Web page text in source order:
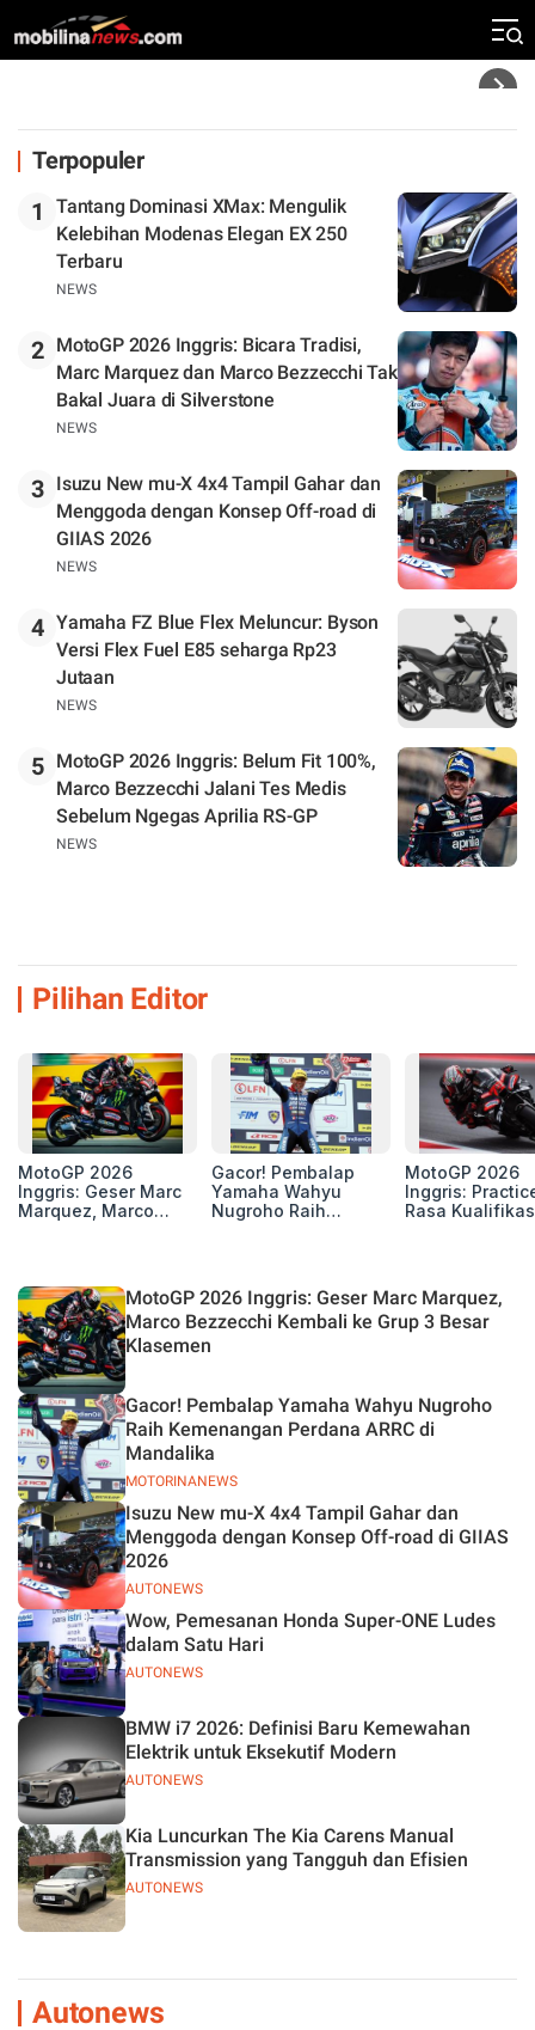
Klasemen
Terpopuler
1
Tantang Dominasi XMax: Mengulik
Kelebihan Modenas Elegan EX 250
Terbaru
NEWS
2
MotoGP 2026 Inggris: Bicara Tradisi,
Marc Marquez dan Marco Bezzecchi Tak
Bakal Juara di Silverstone
NEWS
3
Isuzu New mu-X 4x4 Tampil Gahar dan
Menggoda dengan Konsep Off-road di
GIIAS 2026
NEWS
4 Yamaha FZ Blue Flex Meluncur: Byson
Versi Flex Fuel E85 seharga Rp23
Jutaan
NEWS
5
MotoGP 2026 Inggris: Belum Fit 100%,
Marco Bezzecchi Jalani Tes Medis
Sebelum Ngegas Aprilia RS-GP
NEWS
Pilihan Editor
MotoGP 2026
Inggris: Geser Marc
Marquez, Marco
Gacor! Pembalap
Yamaha Wahyu
Nugroho Raih
MotoGP 2026
Inggris:
Rasa
Silverstone!
MotoGP 2026 Inggris: Geser Marc Marquez,
Marco Bezzecchi Kembali ke Grup 3 Besar
Klasemen
MOTORINANEWS
Gacor! Pembalap Yamaha Wahyu Nugroho
Raih Kemenangan Perdana ARRC di
Mandalika
AUTONEWS
Isuzu New mu-X 4x4 Tampil Gahar dan
Menggoda dengan Konsep Off-road di GIIAS
2026
AUTONEWS
Wow, Pemesanan Honda Super-ONE Ludes
dalam Satu Hari
AUTONEWS
BMW i7 2026: Definisi Baru Kemewahan
Elektrik untuk Eksekutif Modern
AUTONEWS
Kia Luncurkan The Kia Carens Manual
Transmission yang Tangguh dan Efisien
Autonews